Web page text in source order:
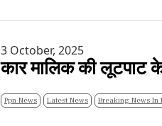
3 October, 2025
कार मालिक की लूटपाट के
Ppn News Latest News Breaking News In